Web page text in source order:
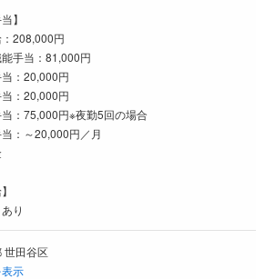
】
208,000円
手当：81,000円
：20,000円
：20,000円
：75,000円※夜勤5回の場合
：～20,000円／月
り
世田谷区
示